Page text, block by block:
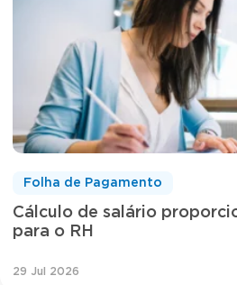
Cálculo de salário
para o RH
Folha de Pagamento
29 Jul 2026